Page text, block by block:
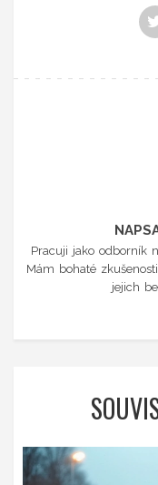
Pracuji jako odborník
Mám bohaté
jejich